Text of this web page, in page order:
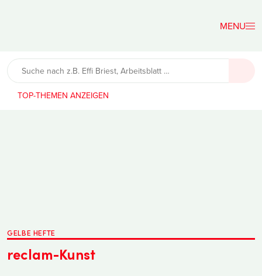
Lehrerfreund
TOP-THEMEN
GELBE HEFTE
reclam-Kunst